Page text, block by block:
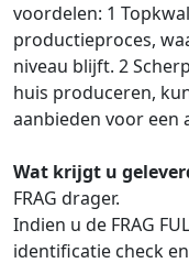
voordelen: 1
productieproces,
niveau blijft. 2
huis produceren,
aanbieden voor een
Wat krijgt u
FRAG drager.
Indien u de FRAG
identificatie check